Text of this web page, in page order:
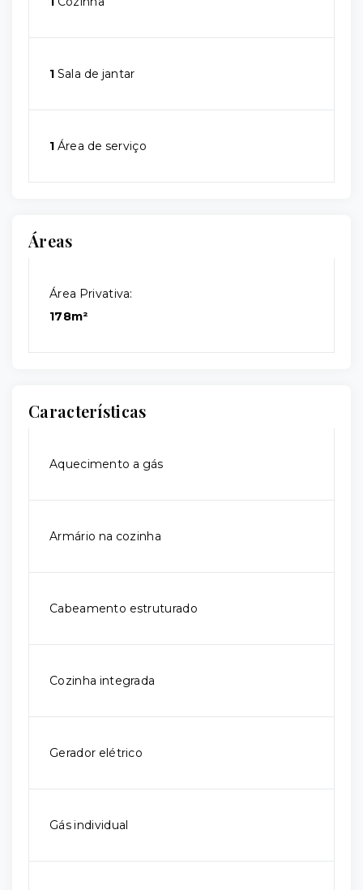
1 Sala de jantar
1 Área de serviço
Áreas
Área Privativa:
178m²
Características
Aquecimento a gás
Armário na cozinha
Cabeamento estruturado
Cozinha integrada
Gerador elétrico
Gás individual